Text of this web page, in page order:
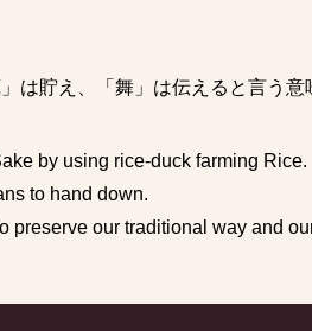
は貯え、「舞」は伝えると言う
by using rice-duck farming Rice.
to hand down.
preserve our traditional way and